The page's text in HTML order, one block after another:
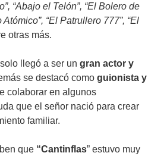
“Abajo el Telón”, “El Bolero de
“El Patrullero 777”, “El
otras más.
solo llegó a ser un gran actor y
se destacó como guionista y
colaborar en algunos
que el señor nació para crear
familiar.
que “Cantinflas” estuvo muy